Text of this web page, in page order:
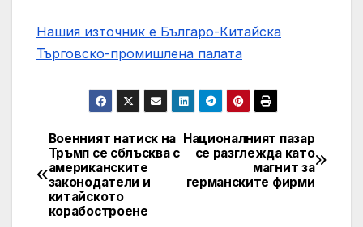
Нашия източник е Българо-Китайска
Търговско-промишлена палaта
Post
navigation
Националният пазар
се разглежда като
магнит за
германските фирми
Военният натиск на
Тръмп се сблъсква с
американските
законодатели и
китайското
корабостроене